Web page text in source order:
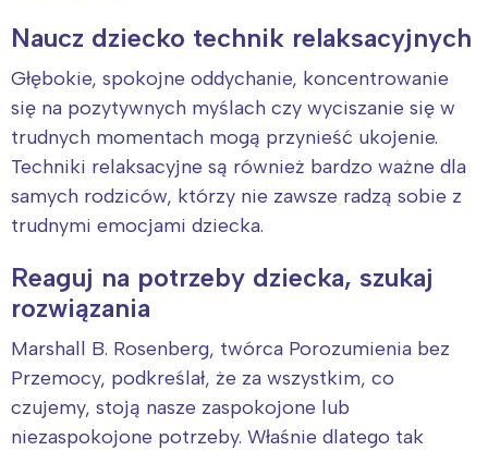
Naucz dziecko technik relaksacyjnych
Głębokie, spokojne oddychanie, koncentrowanie
się na pozytywnych myślach czy wyciszanie się w
trudnych momentach mogą przynieść ukojenie.
Techniki relaksacyjne są również bardzo ważne dla
samych rodziców, którzy nie zawsze radzą sobie z
trudnymi emocjami dziecka.
Reaguj na potrzeby dziecka, szukaj
rozwiązania
Marshall B. Rosenberg, twórca Porozumienia bez
Przemocy, podkreślał, że za wszystkim, co
czujemy, stoją nasze zaspokojone lub
niezaspokojone potrzeby. Właśnie dlatego tak